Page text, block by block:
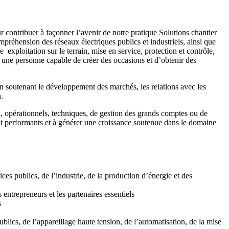
contribuer à façonner l’avenir de notre pratique Solutions chantier
des réseaux électriques publics et industriels, ainsi que
exploitation sur le terrain, mise en service, protection et contrôle,
personne capable de créer des occasions et d’obtenir des
le développement des marchés, les relations avec les
techniques, de gestion des grands comptes ou de
et à générer une croissance soutenue dans le domaine
publics, de l’industrie, de la production d’énergie et des
et les partenaires essentiels
de l’appareillage haute tension, de l’automatisation, de la mise